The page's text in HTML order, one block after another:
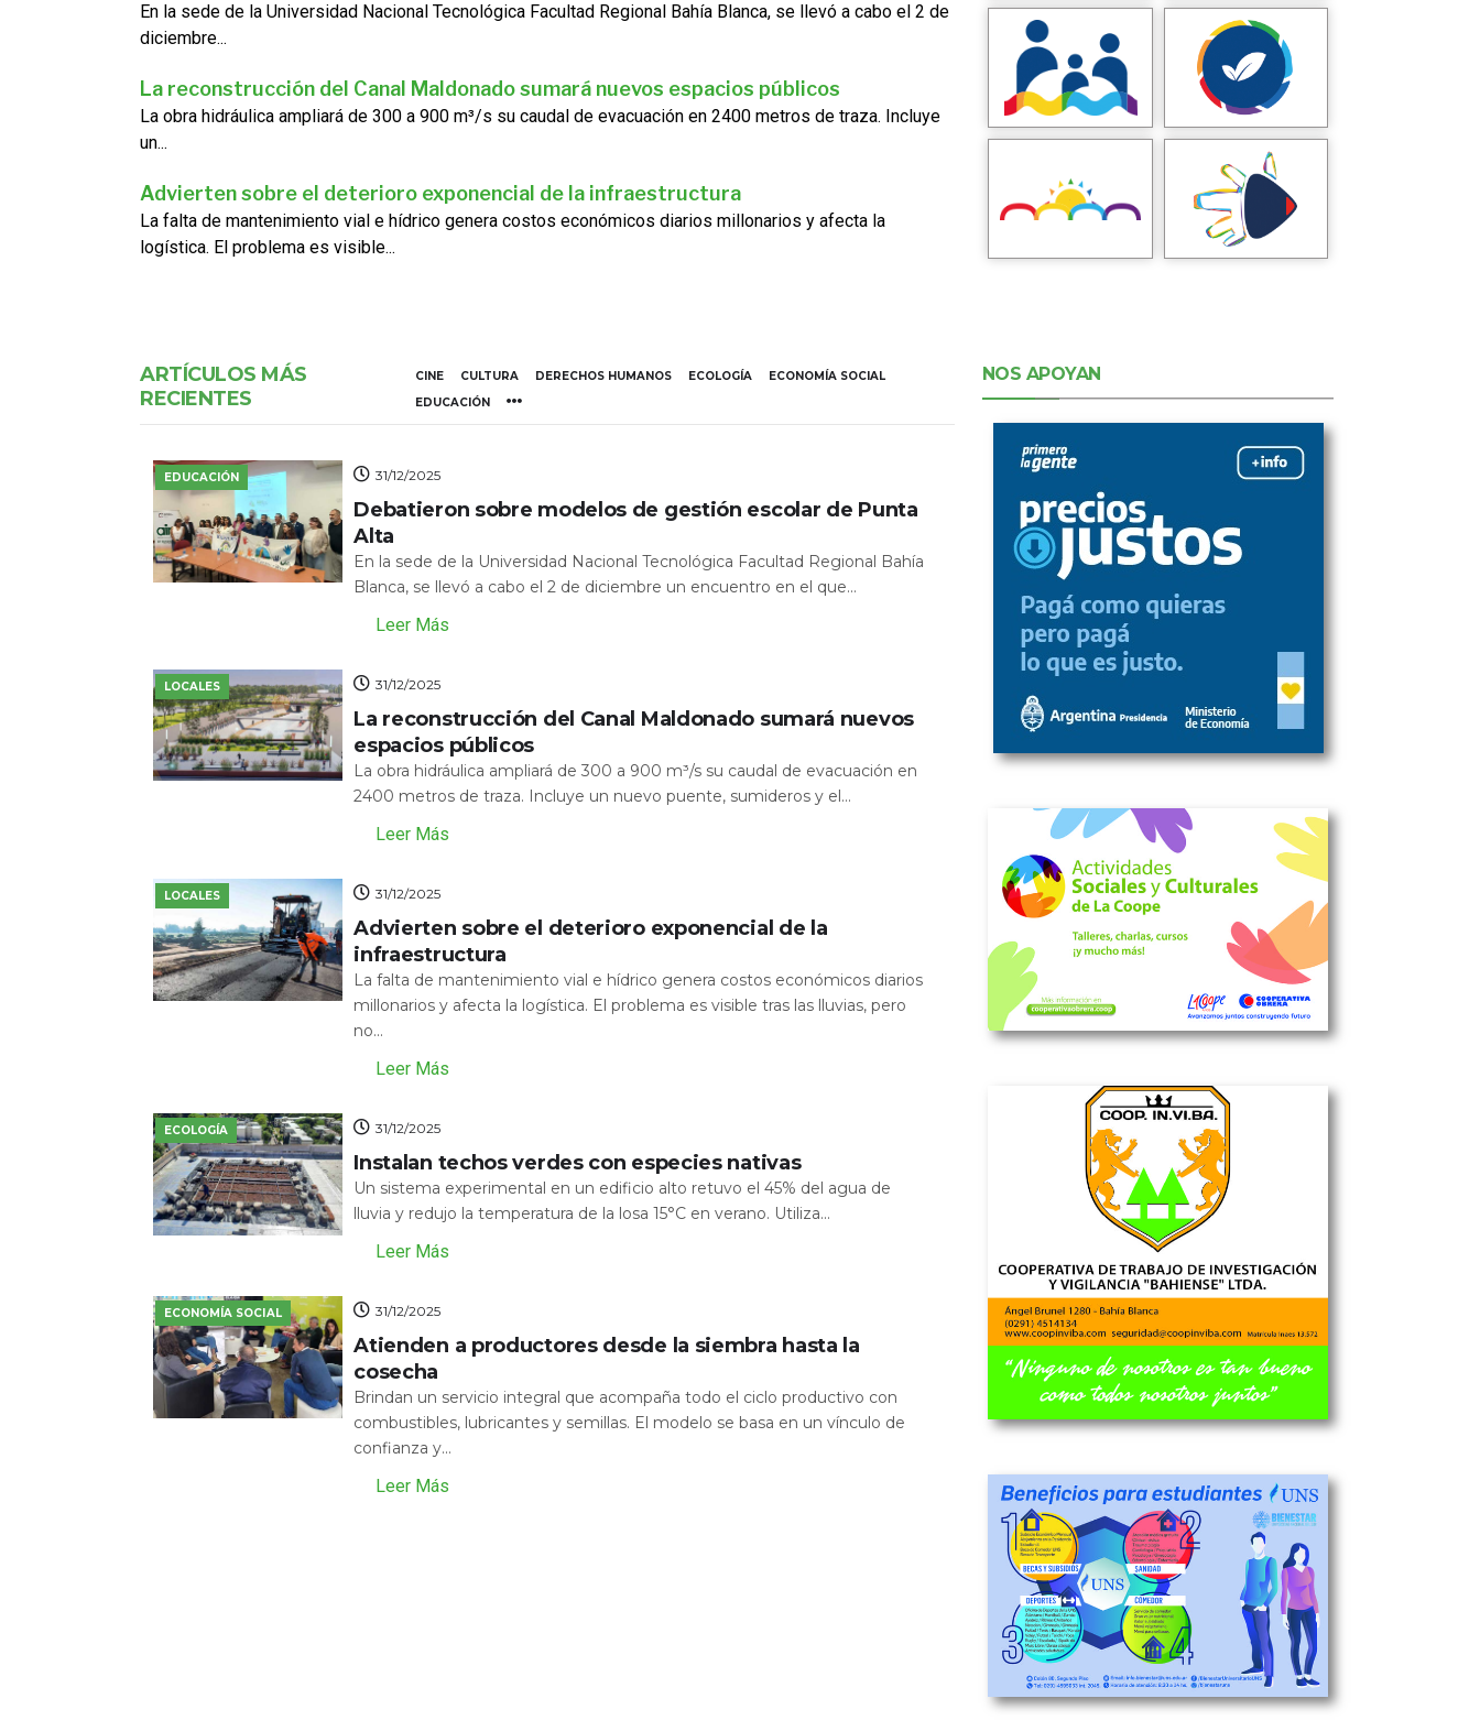
En la sede de la Universidad Nacional Tecnológica Facultad Regional Bahía Blanca, se llevó a cabo el 2 de
diciembre...
La reconstrucción del Canal Maldonado sumará nuevos espacios públicos
La obra hidráulica ampliará de 300 a 900 m³/s su caudal de evacuación en 2400 metros de traza. Incluye
un...
Advierten sobre el deterioro exponencial de la infraestructura
La falta de mantenimiento vial e hídrico genera costos económicos diarios millonarios y afecta la
logística. El problema es visible...
ARTÍCULOS MÁS
RECIENTES
CINE CULTURA DERECHOS HUMANOS ECOLOGÍA
ECONOMÍA SOCIAL
EDUCACIÓN
EDUCACIÓN 31/12/2025
Debatieron sobre modelos de gestión escolar de Punta
Alta
En la sede de la Universidad Nacional Tecnológica Facultad Regional Bahía
Blanca, se llevó a cabo el 2 de diciembre un encuentro en el que...
Leer Más
LOCALES 31/12/2025
La reconstrucción del Canal Maldonado sumará nuevos
espacios públicos
La obra hidráulica ampliará de 300 a 900 m³/s su caudal de evacuación en
2400 metros de traza. Incluye un nuevo puente, sumideros y el...
Leer Más
LOCALES 31/12/2025
Advierten sobre el deterioro exponencial de la
infraestructura
La falta de mantenimiento vial e hídrico genera costos económicos diarios
millonarios y afecta la logística. El problema es visible tras las lluvias, pero
no...
Leer Más
ECOLOGÍA 31/12/2025
Instalan techos verdes con especies nativas
Un sistema experimental en un edificio alto retuvo el 45% del agua de
lluvia y redujo la temperatura de la losa 15°C en verano. Utiliza...
Leer Más
ECONOMÍA SOCIAL 31/12/2025
Atienden a productores desde la siembra hasta la
cosecha
Brindan un servicio integral que acompaña todo el ciclo productivo con
combustibles, lubricantes y semillas. El modelo se basa en un vínculo de
confianza y...
Leer Más
NOS APOYAN